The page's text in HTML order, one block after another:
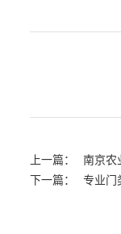
上一篇：
南京农
下一篇：
专业门